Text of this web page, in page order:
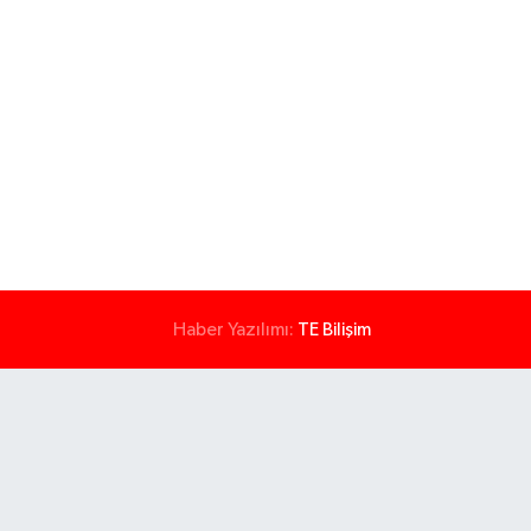
Haber Yazılımı: TE Bilişim